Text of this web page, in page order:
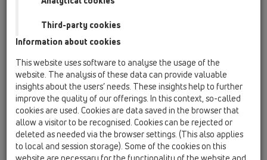
HL3000.1
Nástavec d 110mm/nerez
121x121mm/nerez 115x115mm,
ZU standard vodní
Third-party cookies
Information about cookies
This website uses software to analyse the usage of the
website. The analysis of these data can provide valuable
insights about the users’ needs. These insights help to further
improve the quality of our offerings. In this context, so-called
cookies are used. Cookies are data saved in the browser that
allow a visitor to be recognised. Cookies can be rejected or
deleted as needed via the browser settings. (This also applies
to local and session storage). Some of the cookies on this